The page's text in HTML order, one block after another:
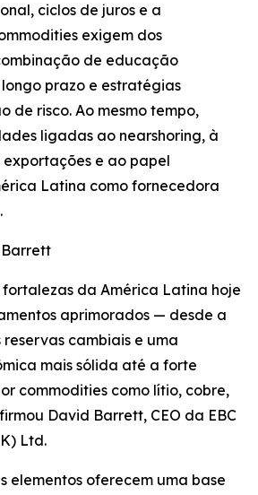
ciclos de juros e a
exigem dos
de educação
prazo e estratégias
de risco. Ao mesmo tempo,
ligadas ao nearshoring, à
e ao papel
Latina como fornecedora
Barrett
fortalezas da América Latina hoje
aprimorados — desde a
cambiais e uma
mais sólida até a forte
commodities como lítio, cobre,
David Barrett, CEO da EBC
Ltd.
elementos oferecem uma base